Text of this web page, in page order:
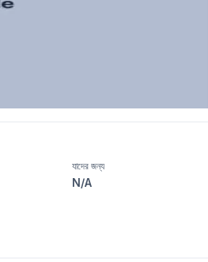
যাদের জন্য
N/A